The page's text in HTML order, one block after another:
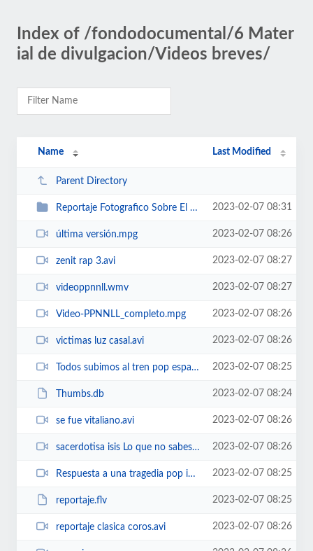
Index of /fondodocumental/6 Mater
ial de divulgacion/Videos breves/
Name Last Modified
Parent Directory
Reportaje Fotografico Sobre El 11 De Marzo (Todos Deberiamos Ver Esto) 2023-02-07 08:31
última versión.mpg 2023-02-07 08:26
zenit rap 3.avi 2023-02-07 08:27
videoppnnll.wmv 2023-02-07 08:27
Video-PPNNLL_completo.mpg 2023-02-07 08:26
victimas luz casal.avi 2023-02-07 08:26
Todos subimos al tren pop español.avi 2023-02-07 08:25
Thumbs.db 2023-02-07 08:24
se fue vitaliano.avi 2023-02-07 08:26
sacerdotisa isis Lo que no sabes del 11 M.avi 2023-02-07 08:26
Respuesta a una tragedia pop ingles.avi 2023-02-07 08:25
reportaje.flv 2023-02-07 08:25
reportaje clasica coros.avi 2023-02-07 08:26